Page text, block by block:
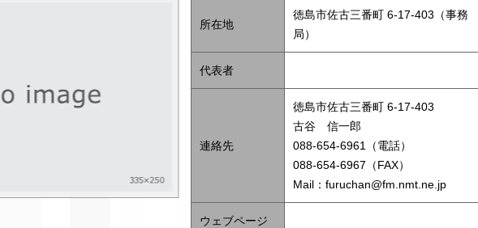
所在地
徳島市佐古三番町 6-17-403（事務
局）
代表者
連絡先
徳島市佐古三番町 6-17-403
古谷 信一郎
088-654-6961（電話）
088-654-6967（FAX）
Mail：furuchan@fm.nmt.ne.jp
ウェブページ